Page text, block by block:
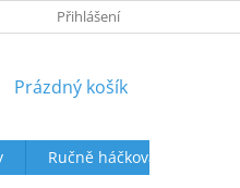
NAPIŠTE NÁM
Přihlášení
NÁKUPNÍ
Prázdný košík
Ručně háčkované košíčky